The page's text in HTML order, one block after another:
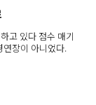
고 있다 점수 매기
장이 아니었다.